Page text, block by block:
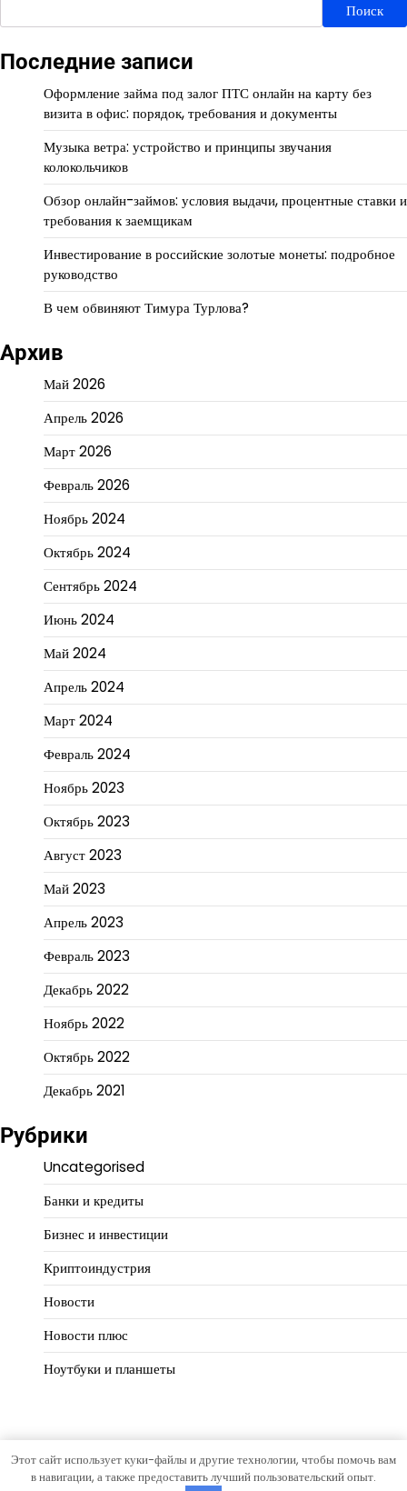
Поиск
Последние записи
Оформление займа под залог ПТС онлайн на карту без
визита в офис: порядок, требования и документы
Музыка ветра: устройство и принципы звучания
колокольчиков
Обзор онлайн-займов: условия выдачи, процентные ставки и
требования к заемщикам
Инвестирование в российские золотые монеты: подробное
руководство
В чем обвиняют Тимура Турлова?
Архив
Май 2026
Апрель 2026
Март 2026
Февраль 2026
Ноябрь 2024
Октябрь 2024
Сентябрь 2024
Июнь 2024
Май 2024
Апрель 2024
Март 2024
Февраль 2024
Ноябрь 2023
Октябрь 2023
Август 2023
Май 2023
Апрель 2023
Февраль 2023
Декабрь 2022
Ноябрь 2022
Октябрь 2022
Декабрь 2021
Рубрики
Uncategorised
Банки и кредиты
Бизнес и инвестиции
Криптоиндустрия
Новости
Новости плюс
Ноутбуки и планшеты
Copyright © 2026Доходная системаТема Open News от
Этот сайт использует куки-файлы и другие технологии, чтобы помочь вам
в навигации, а также предоставить лучший пользовательский опыт.